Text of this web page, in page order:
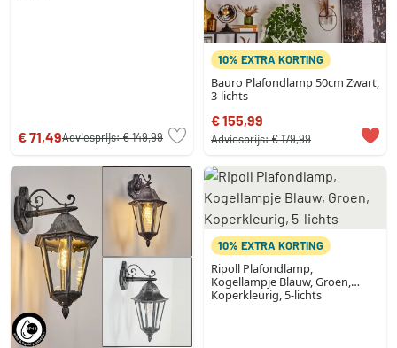
€ 71,49Adviesprijs:€ 149,99
10% EXTRA KORTING
Bauro Plafondlamp 50cm Zwart,
3-lichts
€ 155,99
Adviesprijs:€ 179,99
10% EXTRA KORTING
Ripoll Plafondlamp,
Kogellampje Blauw, Groen,
Koperkleurig, 5-lichts